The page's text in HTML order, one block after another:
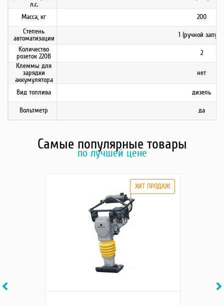
л.с.
Масса, кг
200
Степень
автоматизации
1 (ручной запуск)
Количество
розеток 220В
2
Клеммы для
зарядки
аккумулятора
нет
Вид топлива дизель
Вольтметр да
Самые популярные товары
по лучшей цене
Previous